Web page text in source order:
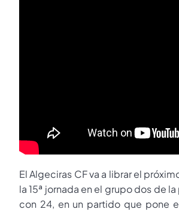
El Algeciras CF va a librar el
la 15ª jornada en el grupo dos de
con 24, en un partido que pone